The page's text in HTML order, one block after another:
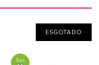
ESGOTADO